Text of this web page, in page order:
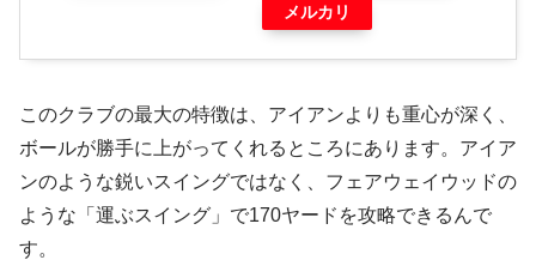
メルカリ
このクラブの最大の特徴は、アイアンよりも重心が深く、
ボールが勝手に上がってくれるところにあります。アイア
ンのような鋭いスイングではなく、フェアウェイウッドの
ような「運ぶスイング」で170ヤードを攻略できるんで
す。